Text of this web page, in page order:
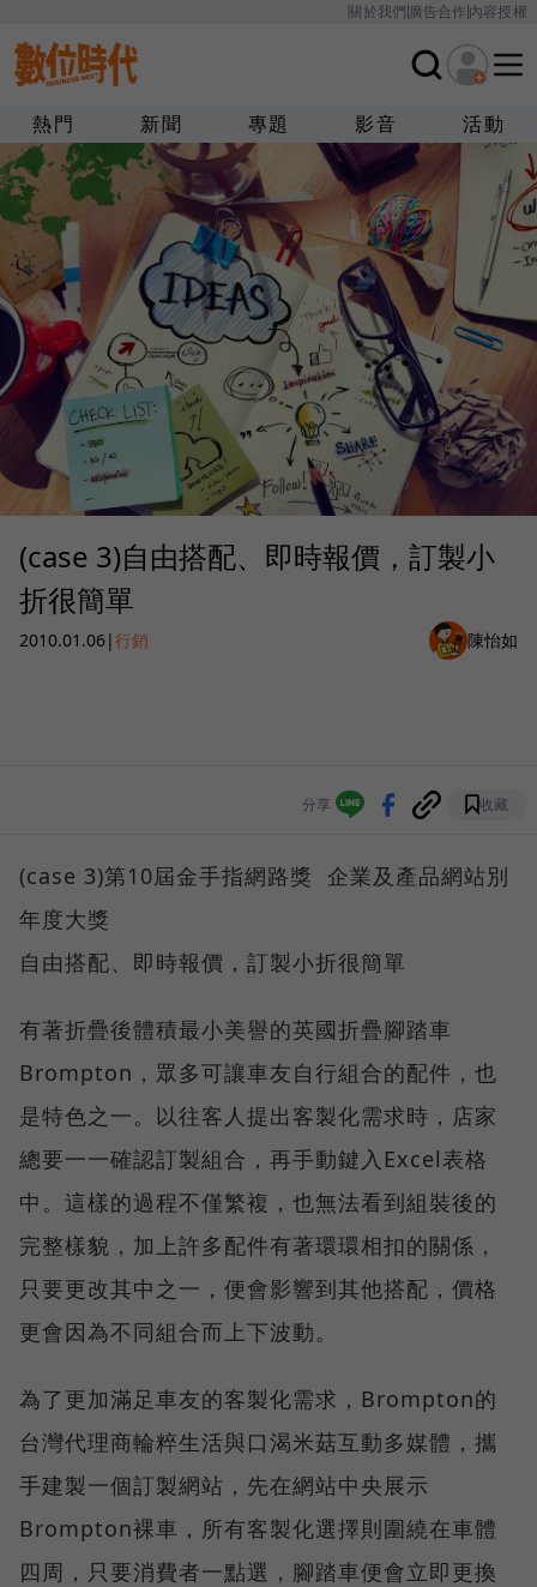
關於我們廣告合作內容授權
熱門 新聞 專題 影音 活動
(case 3)自由搭配、即時報價，訂製小
折很簡單
2010.01.06|行銷 陳怡如
分享 收藏
(case 3)第10屆金手指網路獎 企業及產品網站別
年度大獎
自由搭配、即時報價，訂製小折很簡單
有著折疊後體積最小美譽的英國折疊腳踏車
Brompton，眾多可讓車友自行組合的配件，也
是特色之一。以往客人提出客製化需求時，店家
總要一一確認訂製組合，再手動鍵入Excel表格
中。這樣的過程不僅繁複，也無法看到組裝後的
完整樣貌，加上許多配件有著環環相扣的關係，
只要更改其中之一，便會影響到其他搭配，價格
更會因為不同組合而上下波動。
為了更加滿足車友的客製化需求，Brompton的
台灣代理商輪粹生活與口渴米菇互動多媒體，攜
手建製一個訂製網站，先在網站中央展示
Brompton裸車，所有客製化選擇則圍繞在車體
四周，只要消費者一點選，腳踏車便會立即更換